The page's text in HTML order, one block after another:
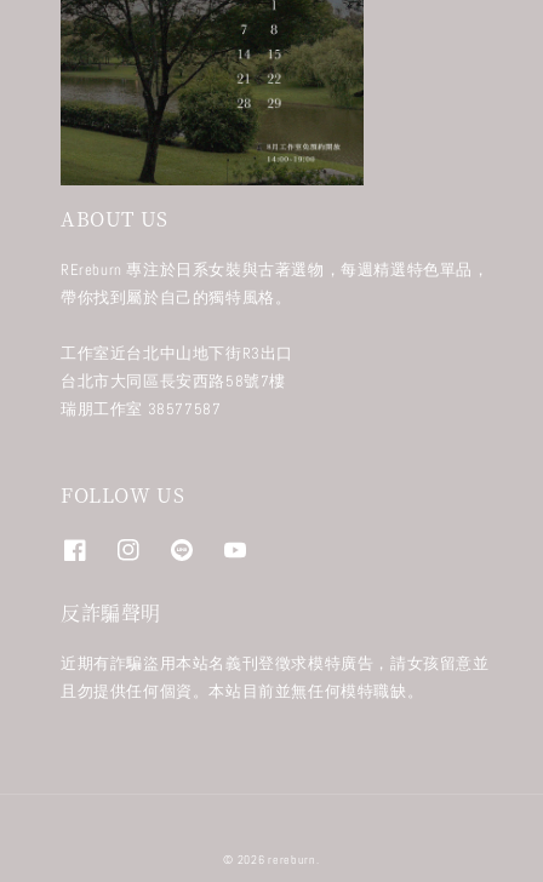
ABOUT US
REreburn 專注於日系女裝與古著選物，每週精選特色單品，
帶你找到屬於自己的獨特風格。
工作室近台北中山地下街R3出口
台北市大同區長安西路58號7樓
瑞朋工作室 38577587
FOLLOW US
反詐騙聲明
近期有詐騙盜用本站名義刊登徵求模特廣告，請女孩留意並
且勿提供任何個資。本站目前並無任何模特職缺。
© 2026 rereburn.